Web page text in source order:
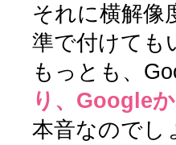
それに横解像
準で付けても
もっとも、
り、Google
本音なのでし